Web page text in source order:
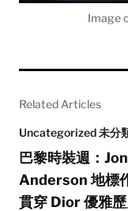
Image
Related Articles
Uncategorized 未分
巴黎時裝週：
Anderson 地標
貫穿 Dior 優雅歷